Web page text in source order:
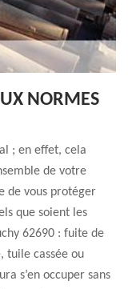
NORMES
; en effet, cela
de votre
de vous protéger
que soient les
62690 : fuite de
tuile cassée ou
s’en occuper sans